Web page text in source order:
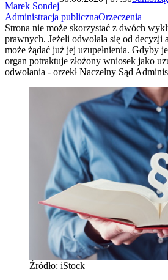
Marek Sondej
Administracja publicznaOrzeczenia
Strona nie może skorzystać z dwóch
prawnych. Jeżeli odwołała się od
może żądać już jej uzupełnienia. Gdyby
organ potraktuje złożony wniosek jako
odwołania - orzekł Naczelny Sąd
Źródło: iStock